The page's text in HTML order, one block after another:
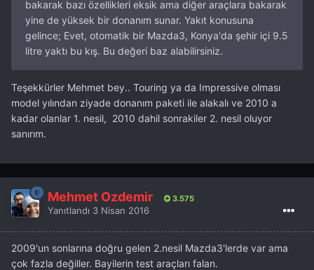
bakarak bazı özellikleri eksik ama diğer araçlara bakarak
yine de yüksek bir donanım sunar. Yakıt konusuna
gelince; Evet, otomatik bir Mazda3, Konya'da şehir içi 9.5
litre yaktı bu kış. Bu değeri baz alabilirsiniz.
Teşekkürler Mehmet bey.. Touring ya da Impressive olması
model yılından ziyade donanım paketi ile alakalı ve 2010 a
kadar olanlar 1. nesil, 2010 dahil sonrakiler 2. nesil oluyor
sanırım.
Mehmet Özdemir 3.575
Yanıtlandı 3 Nisan 2016
2009'un sonlarına doğru gelen 2.nesil Mazda3'lerde var ama
çok fazla değiller. Bayilerin test araçları falan.